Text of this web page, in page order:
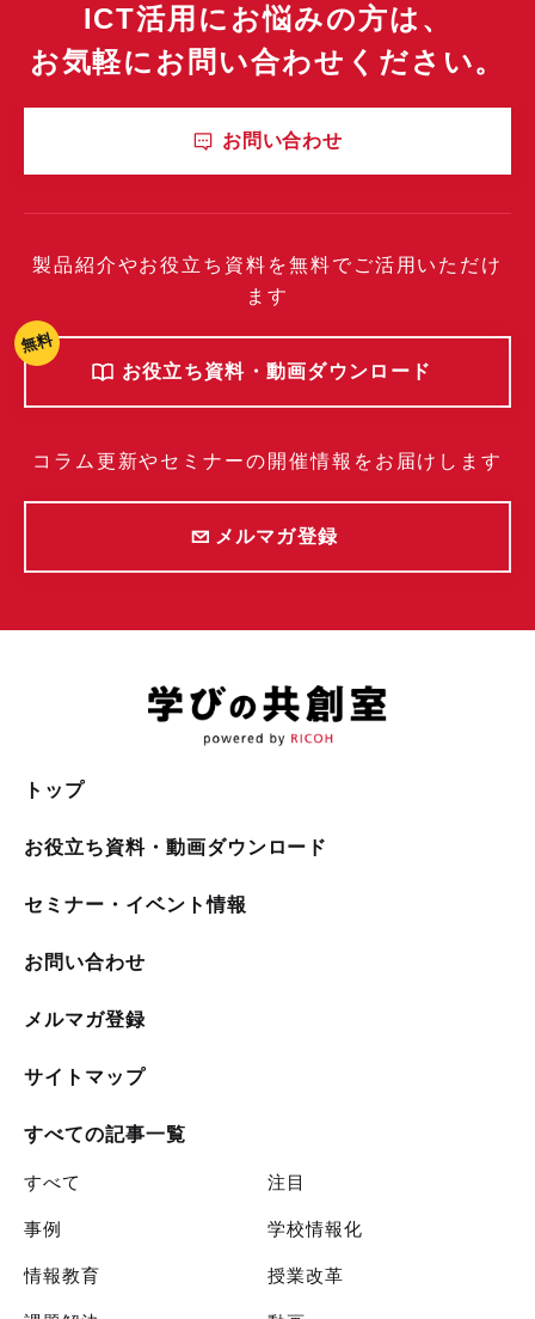
ICT活用にお悩みの方は、
お気軽にお問い合わせください。
お問い合わせ
製品紹介やお役立ち資料を無料でご活用いただけ
ます
お役立ち資料・動画ダウンロード
無料
コラム更新やセミナーの開催情報をお届けします
メルマガ登録
トップ
お役立ち資料・動画ダウンロード
セミナー・イベント情報
お問い合わせ
メルマガ登録
サイトマップ
すべての記事一覧
すべて 注目
事例 学校情報化
情報教育 授業改革